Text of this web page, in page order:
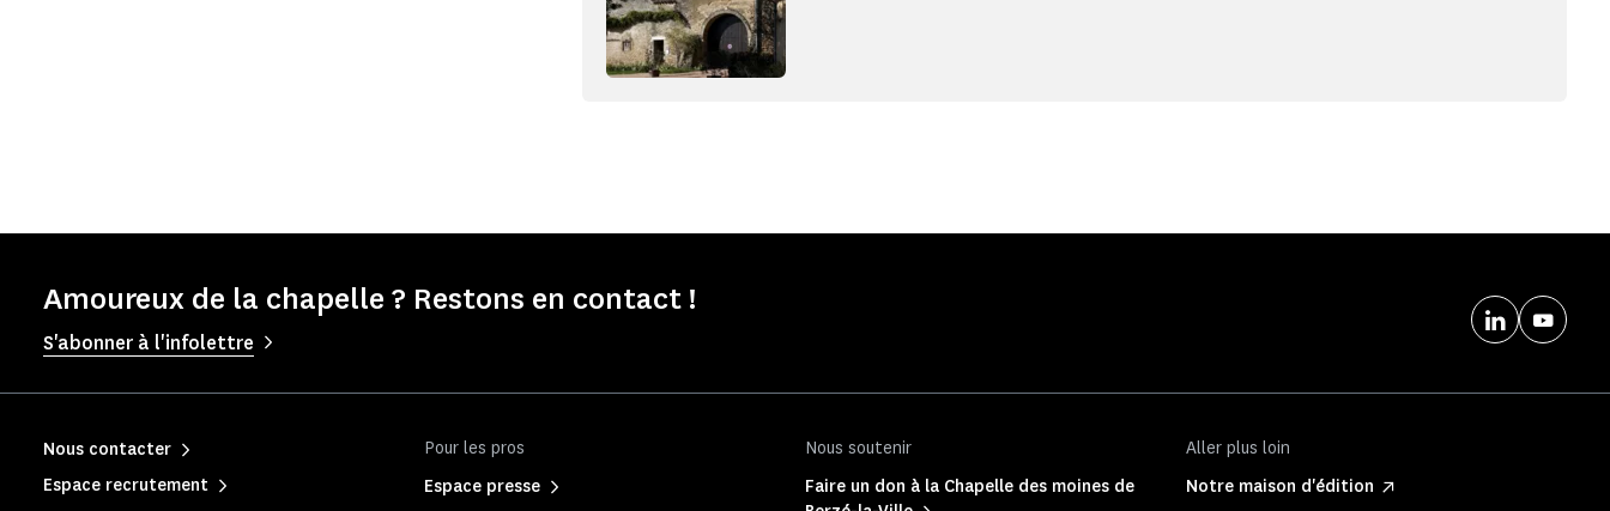
Amoureux de la chapelle ? Restons en contact !
S'abonner à l'infolettre
Pour les pros
Espace presse
Nous soutenir
Faire un don à la Chapelle des moines de
Aller plus loin
Notre maison d'édition
Nous contacter
Espace recrutement